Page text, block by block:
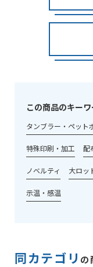
この商品のキーワ
タンブラー・ペット
特殊印刷・加工 配
ノベルティ 大ロッ
示温・感温
同カテゴリ の